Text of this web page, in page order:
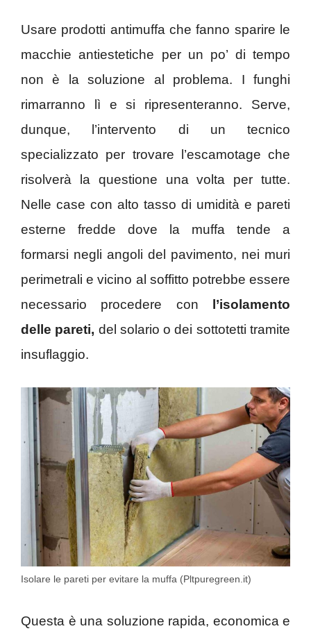
Usare prodotti antimuffa che fanno sparire le
macchie antiestetiche per un po’ di tempo
non è la soluzione al problema. I funghi
rimarranno lì e si ripresenteranno. Serve,
dunque, l’intervento di un tecnico
specializzato per trovare l’escamotage che
risolverà la questione una volta per tutte.
Nelle case con alto tasso di umidità e pareti
esterne fredde dove la muffa tende a
formarsi negli angoli del pavimento, nei muri
perimetrali e vicino al soffitto potrebbe essere
necessario procedere con
l’isolamento
delle pareti, del solario o dei sottotetti tramite
insuflaggio.
Isolare le pareti per evitare la muffa (Pltpuregreen.it)
Questa è una soluzione rapida, economica e